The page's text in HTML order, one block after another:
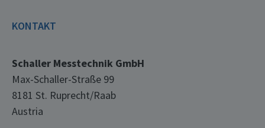
KONTAKT
Schaller Messtechnik GmbH
Max-Schaller-Straße 99
8181 St. Ruprecht/Raab
Austria